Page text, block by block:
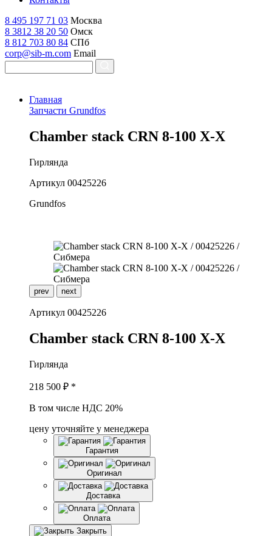
8 495 197 71 03 Москва
8 3812 38 20 50 Омск
8 812 703 80 84 СПб
corp@sib-m.com Email
Главная
Запчасти Grundfos
Chamber stack CRN 8-100 X-X
Гирлянда
Артикул 00425226
Grundfos
prev next
Артикул 00425226
Chamber stack CRN 8-100 X-X
Гирлянда
218 500 ₽ *
В том числе НДС 20%
цену уточняйте у менеджера
Гарантия
Оригинал
Доставка
Оплата
Закрыть